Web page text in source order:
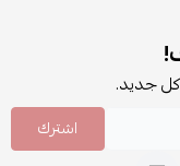
كل جديد.
اشترك